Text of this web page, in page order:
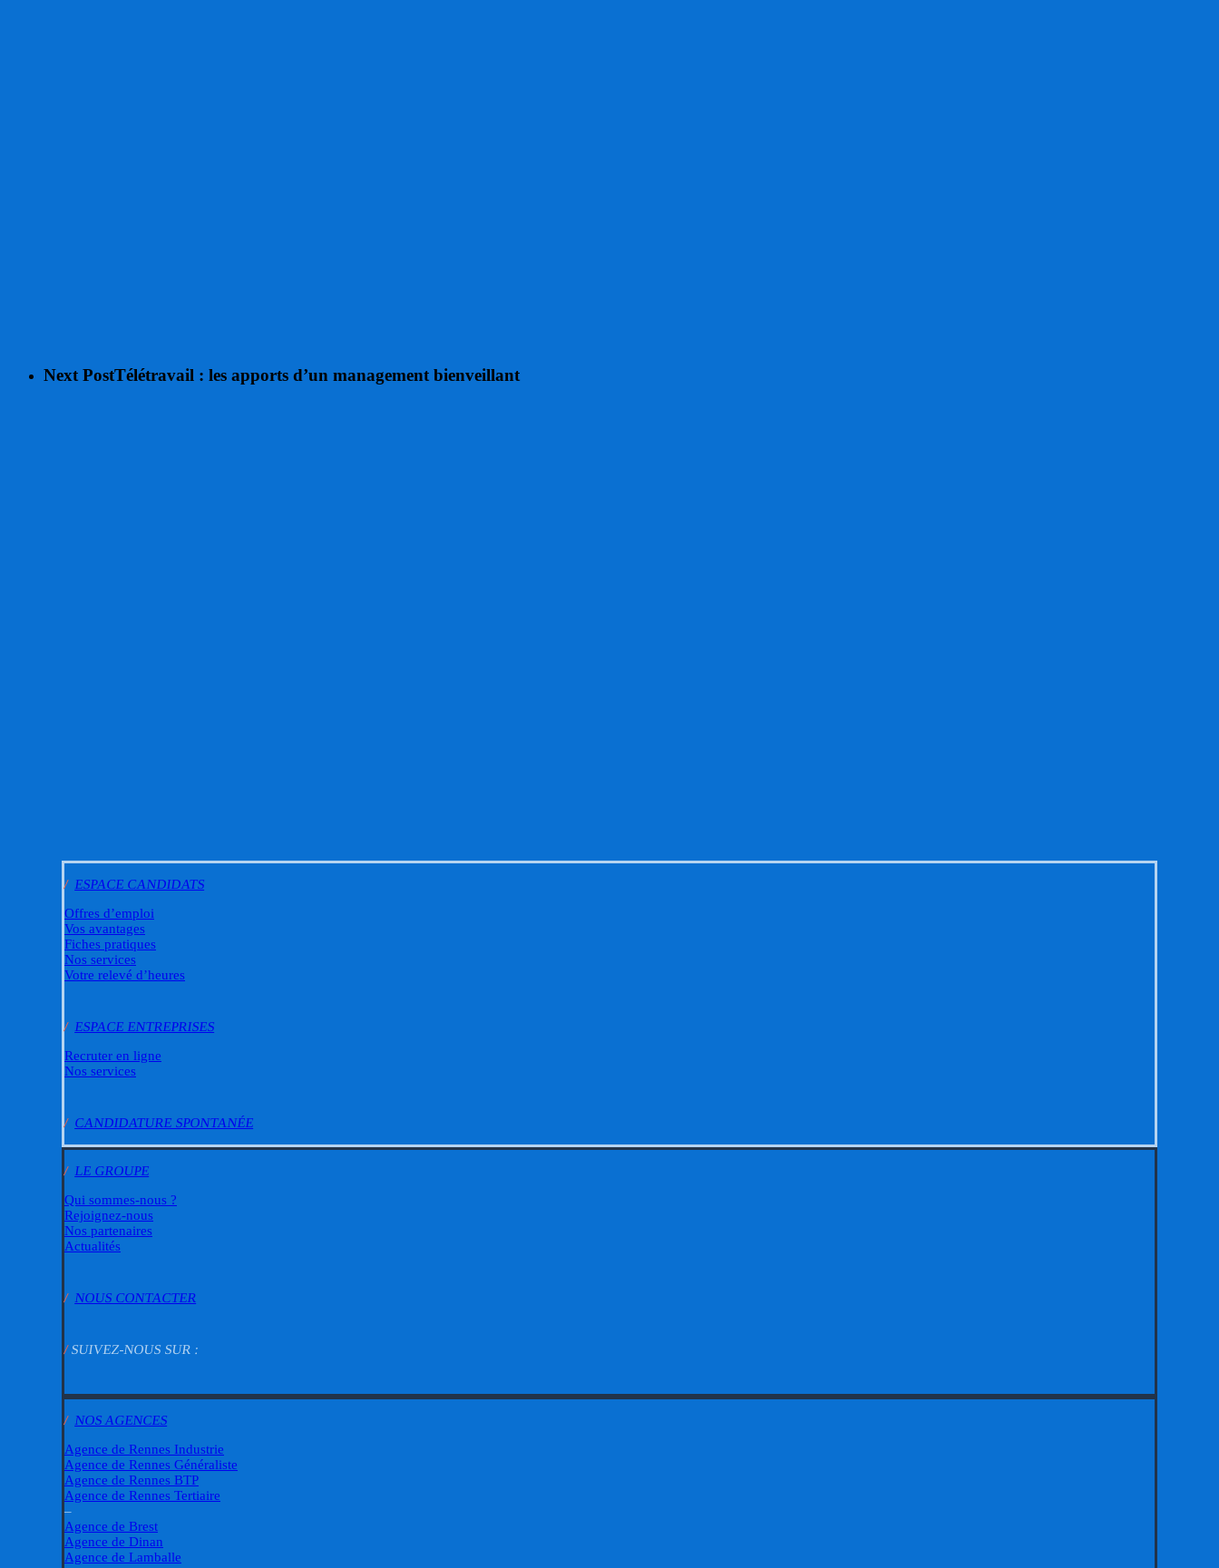
Next PostTélétravail : les apports d’un management bienveillant
/ ESPACE CANDIDATS
Offres d’emploi
Vos avantages
Fiches pratiques
Nos services
Votre relevé d’heures
/ ESPACE ENTREPRISES
Recruter en ligne
Nos services
/ CANDIDATURE SPONTANÉE
/ LE GROUPE
Qui sommes-nous ?
Rejoignez-nous
Nos partenaires
Actualités
/NOUS CONTACTER
/SUIVEZ-NOUS SUR :
/ NOS AGENCES
Agence de Rennes Industrie
Agence de Rennes Généraliste
Agence de Rennes BTP
Agence de Rennes Tertiaire
–
Agence de Brest
Agence de Dinan
Agence de Lamballe